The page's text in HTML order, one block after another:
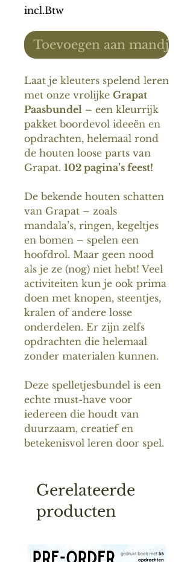
incl.Btw
Toevoegen aan mandje
Laat je kleuters spelend leren
met onze vrolijke Grapat
Paasbundel – een kleurrijk
pakket boordevol ideeën en
opdrachten, helemaal rond
de houten loose parts van
Grapat. 102 pagina’s feest!
De bekende houten schatten
van Grapat – zoals
mandala’s, ringen, kegeltjes
en bomen – spelen een
hoofdrol. Maar geen nood
als je ze (nog) niet hebt! Veel
activiteiten kun je ook prima
doen met knopen, steentjes,
kralen of andere losse
onderdelen. Er zijn zelfs
opdrachten die helemaal
zonder materialen kunnen.
Deze spelletjesbundel is een
echte must-have voor
iedereen die houdt van
duurzaam, creatief en
betekenisvol leren door spel.
Gerelateerde
producten